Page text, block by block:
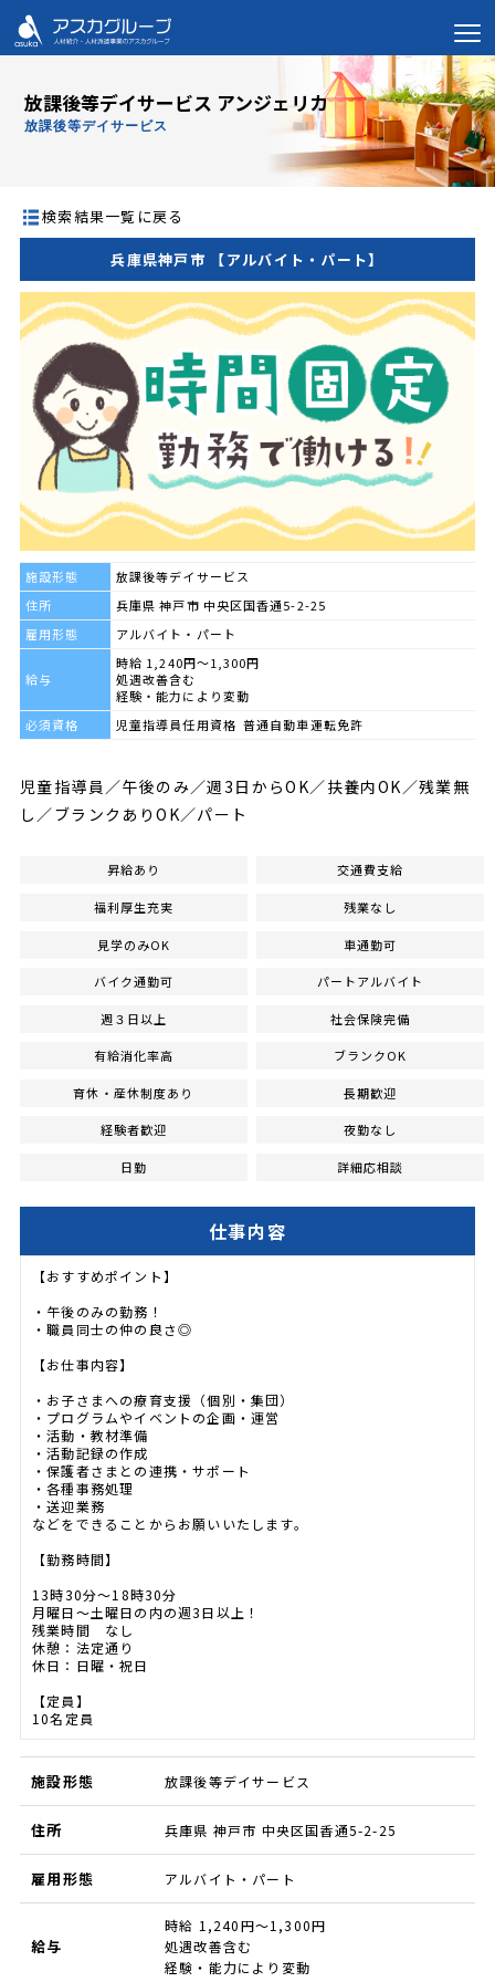
放課後等デイサービス アンジェリカ
放課後等デイサービス
検索結果一覧に戻る
兵庫県神戸市 【アルバイト・パート】
施設形態
放課後等デイサービス
住所
兵庫県 神戸市 中央区国香通5-2-25
雇用形態
アルバイト・パート
給与
時給 1,240円～1,300円
処遇改善含む
経験・能力により変動
必須資格
児童指導員任用資格 普通自動車運転免許
児童指導員／午後のみ／週3日からOK／扶養内OK／残業無
し／ブランクありOK／パート
昇給あり 交通費支給
福利厚生充実 残業なし
見学のみOK 車通勤可
バイク通勤可 パートアルバイト
週３日以上 社会保険完備
有給消化率高 ブランクOK
育休・産休制度あり 長期歓迎
経験者歓迎 夜勤なし
日勤 詳細応相談
仕事内容
【おすすめポイント】
・午後のみの勤務！
・職員同士の仲の良さ◎
【お仕事内容】
・お子さまへの療育支援（個別・集団）
・プログラムやイベントの企画・運営
・活動・教材準備
・活動記録の作成
・保護者さまとの連携・サポート
・各種事務処理
・送迎業務
などをできることからお願いいたします。
【勤務時間】
13時30分～18時30分
月曜日～土曜日の内の週3日以上！
残業時間 なし
休憩：法定通り
休日：日曜・祝日
【定員】
10名定員
施設形態 放課後等デイサービス
住所 兵庫県 神戸市 中央区国香通5-2-25
雇用形態 アルバイト・パート
給与
時給 1,240円～1,300円
処遇改善含む
経験・能力により変動